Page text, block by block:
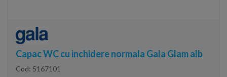
Capac WC cu inchidere normala Gala Glam alb
Cod: 5167101